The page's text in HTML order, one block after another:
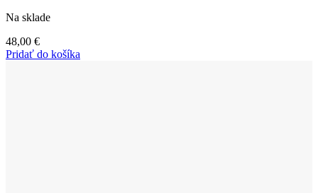
Na sklade
48,00 €
Pridať do košíka